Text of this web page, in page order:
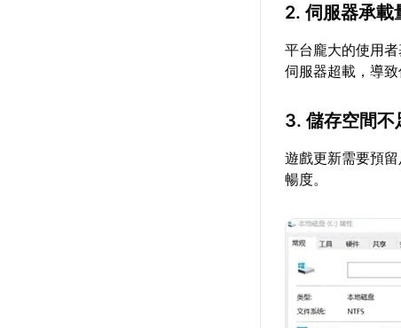
2. 伺服器承載
平台龐大的使用
伺服器超載，導致
3. 儲存空間不
遊戲更新需要預
暢度。